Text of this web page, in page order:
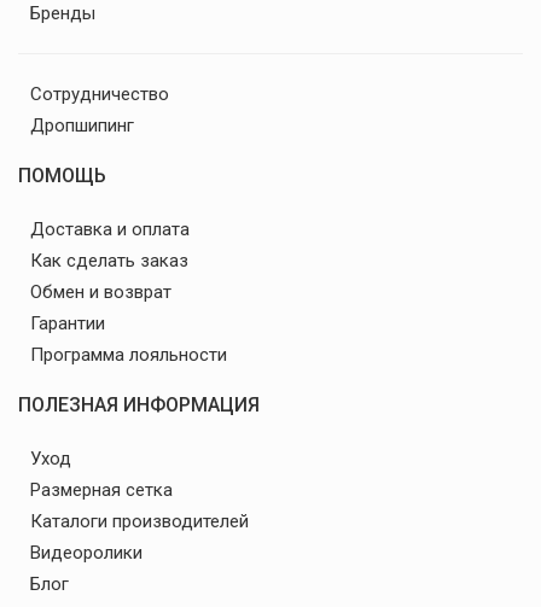
Бренды
Сотрудничество
Дропшипинг
ПОМОЩЬ
Доставка и оплата
Как сделать заказ
Обмен и возврат
Гарантии
Программа лояльности
ПОЛЕЗНАЯ ИНФОРМАЦИЯ
Уход
Размерная сетка
Каталоги производителей
Видеоролики
Блог